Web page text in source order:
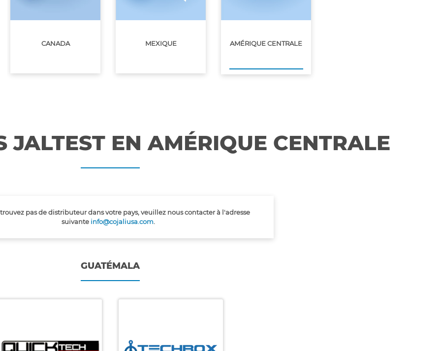
CANADA MEXIQUE AMÉRIQUE CENTRALE
JALTEST EN AMÉRIQUE CENTRALE
pas de distributeur dans votre pays, veuillez nous contacter à l'adresse
suivante info@cojaliusa.com.
GUATÉMALA